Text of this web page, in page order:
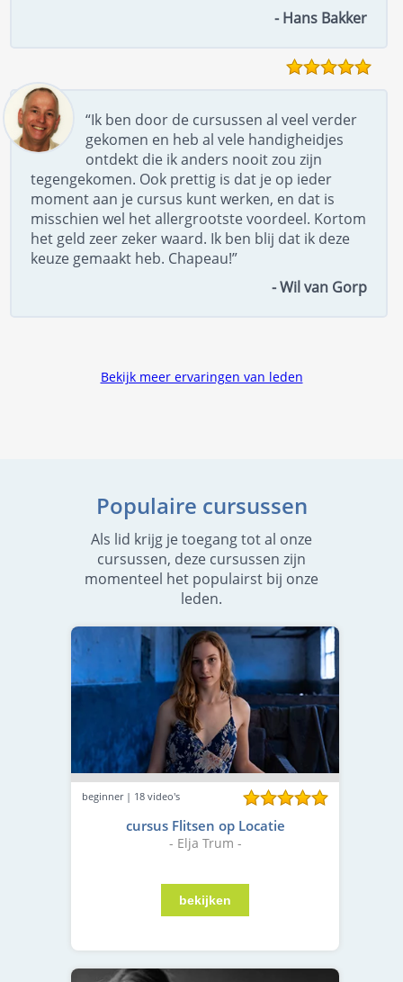
- Hans Bakker
“Ik ben door de cursussen al veel verder
gekomen en heb al vele handigheidjes
ontdekt die ik anders nooit zou zijn
tegengekomen. Ook prettig is dat je op ieder
moment aan je cursus kunt werken, en dat is
misschien wel het allergrootste voordeel. Kortom
het geld zeer zeker waard. Ik ben blij dat ik deze
keuze gemaakt heb. Chapeau!”
- Wil van Gorp
Bekijk meer ervaringen van leden
Populaire cursussen
Als lid krijg je toegang tot al onze
cursussen, deze cursussen zijn
momenteel het populairst bij onze
leden.
beginner | 18 video's
cursus Flitsen op Locatie
- Elja Trum -